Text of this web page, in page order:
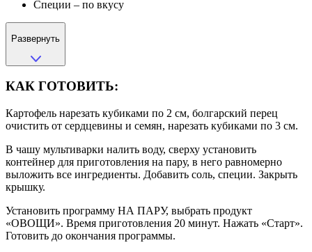
Специи – по вкусу
Развернуть
КАК ГОТОВИТЬ:
Картофель нарезать кубиками по 2 см, болгарский перец
очистить от сердцевины и семян, нарезать кубиками по 3 см.
В чашу мультиварки налить воду, сверху установить
контейнер для приготовления на пару, в него равномерно
выложить все ингредиенты. Добавить соль, специи. Закрыть
крышку.
Установить программу НА ПАРУ, выбрать продукт
«ОВОЩИ». Время приготовления 20 минут. Нажать «Старт».
Готовить до окончания программы.